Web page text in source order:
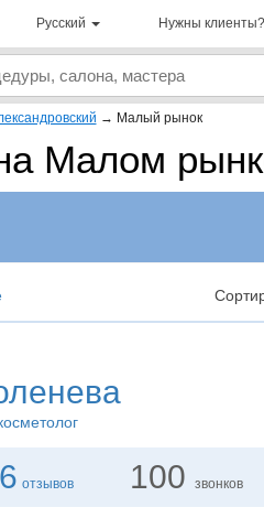
Русский Нужны клиенты?
→ Малый рынок
Малом
6 отзывов 100 звонков